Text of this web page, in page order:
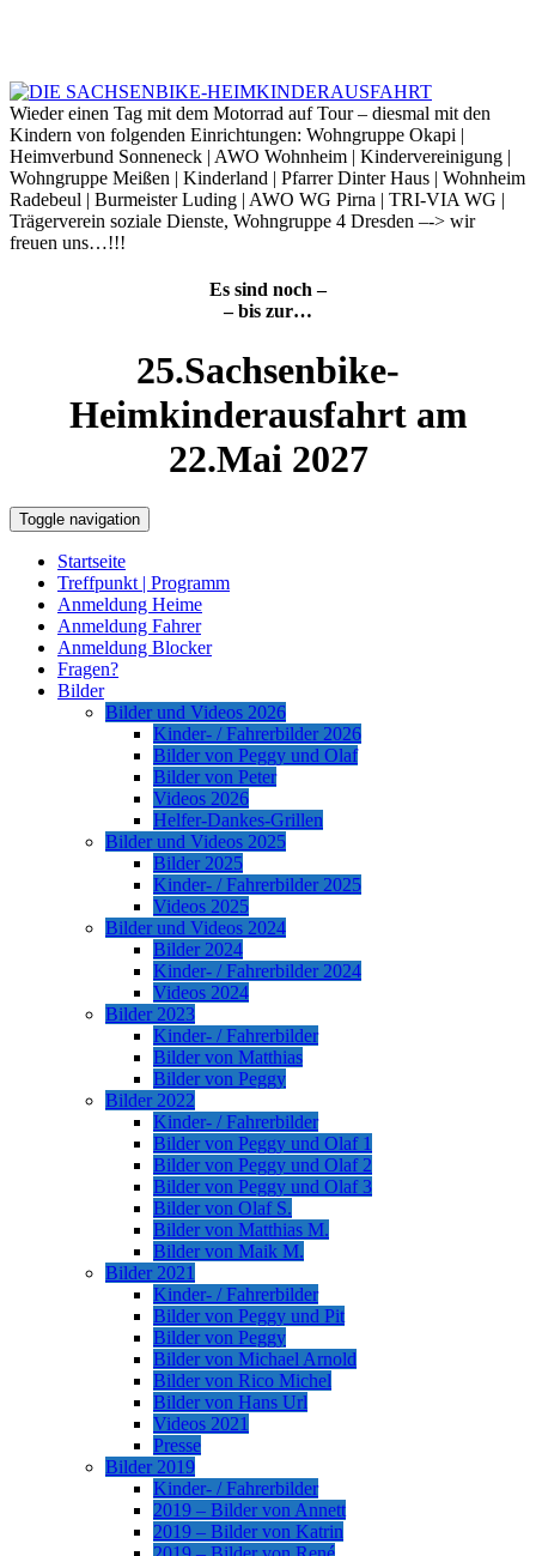
Wieder einen Tag mit dem Motorrad auf Tour – diesmal mit den
Kindern von folgenden Einrichtungen: Wohngruppe Okapi |
Heimverbund Sonneneck | AWO Wohnheim | Kindervereinigung |
Wohngruppe Meißen | Kinderland | Pfarrer Dinter Haus | Wohnheim
Radebeul | Burmeister Luding | AWO WG Pirna | TRI-VIA WG |
Trägerverein soziale Dienste, Wohngruppe 4 Dresden –-> wir
freuen uns…!!!
Es sind noch –
– bis zur…
25.Sachsenbike-
Heimkinderausfahrt am
22.Mai 2027
Toggle navigation
Startseite
Treffpunkt | Programm
Anmeldung Heime
Anmeldung Fahrer
Anmeldung Blocker
Fragen?
Bilder
Bilder und Videos 2026
Kinder- / Fahrerbilder 2026
Bilder von Peggy und Olaf
Bilder von Peter
Videos 2026
Helfer-Dankes-Grillen
Bilder und Videos 2025
Bilder 2025
Kinder- / Fahrerbilder 2025
Videos 2025
Bilder und Videos 2024
Bilder 2024
Kinder- / Fahrerbilder 2024
Videos 2024
Bilder 2023
Kinder- / Fahrerbilder
Bilder von Matthias
Bilder von Peggy
Bilder 2022
Kinder- / Fahrerbilder
Bilder von Peggy und Olaf 1
Bilder von Peggy und Olaf 2
Bilder von Peggy und Olaf 3
Bilder von Olaf S.
Bilder von Matthias M.
Bilder von Maik M.
Bilder 2021
Kinder- / Fahrerbilder
Bilder von Peggy und Pit
Bilder von Peggy
Bilder von Michael Arnold
Bilder von Rico Michel
Bilder von Hans Url
Videos 2021
Presse
Bilder 2019
Kinder- / Fahrerbilder
2019 – Bilder von Annett
2019 – Bilder von Katrin